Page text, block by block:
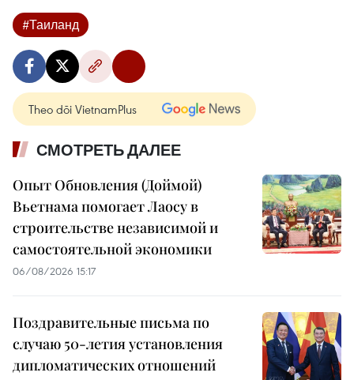
#Таиланд
Theo dõi VietnamPlus
СМОТРЕТЬ ДАЛЕЕ
Опыт Обновления (Доймой)
Вьетнама помогает Лаосу в
строительстве независимой и
самостоятельной экономики
06/08/2026 15:17
Поздравительные письма по
случаю 50-летия установления
дипломатических отношений